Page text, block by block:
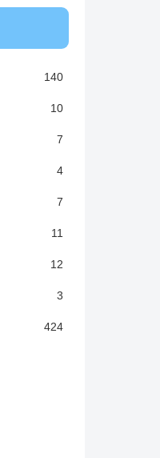
140
10
7
4
7
11
12
3
424